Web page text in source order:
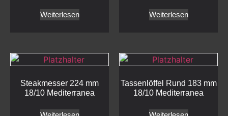
Weiterlesen Weiterlesen
Steakmesser 224 mm
18/10 Mediterranea
Tassenlöffel Rund 183 mm
18/10 Mediterranea